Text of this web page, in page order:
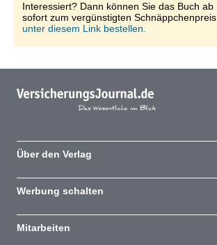
Interessiert? Dann können Sie das Buch ab
sofort zum vergünstigten Schnäppchenpreis
unter diesem Link bestellen.
Über den Verlag
Werbung schalten
Mitarbeiten